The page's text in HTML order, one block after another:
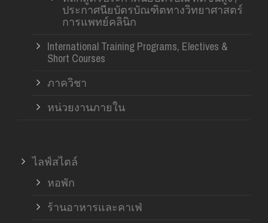
ประกาศนียบัตรบัณฑิตทางวิทยาศาสตร์
การแพทย์คลินิก
International Training Programs, Electives &
Short Courses
ภาควิชา
หน่วยงานภายใน
ไลฟ์สไตล์
หอพัก
ร้านอาหารและคาเฟ่